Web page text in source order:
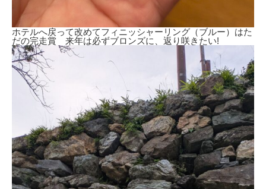
ホテルへ戻って改めてフィニッシャーリング（ブルー）はた
だの完走賞 来年は必ずブロンズに、返り咲きたい!